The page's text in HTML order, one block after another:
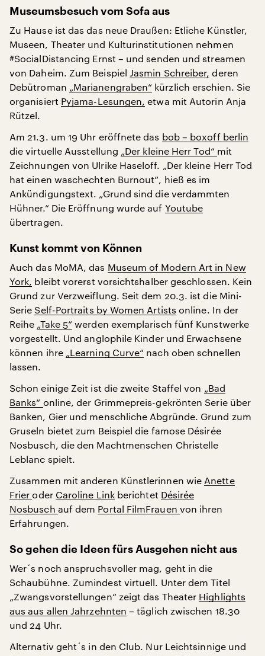
Museumsbesuch vom Sofa aus
Zu Hause ist das das neue Draußen: Etliche Künstler,
Museen, Theater und Kulturinstitutionen nehmen
#SocialDistancing Ernst – und senden und streamen
von Daheim. Zum BeispielJasmin Schreiber, deren
Debütroman „Marianengraben“ kürzlich erschien. Sie
organisiert Pyjama-Lesungen, etwa mit Autorin Anja
Rützel.
Am 21.3. um 19 Uhr eröffnete das bob – boxoff berlin
die virtuelle Ausstellung „Der kleine Herr Tod“ mit
Zeichnungen von Ulrike Haseloff. „Der kleine Herr Tod
hat einen waschechten Burnout“, hieß es im
Ankündigungstext. „Grund sind die verdammten
Hühner.“ Die Eröffnung wurde auf Youtube
übertragen.
Kunst kommt von Können
Auch das MoMA, das Museum of Modern Art in New
York, bleibt vorerst vorsichtshalber geschlossen. Kein
Grund zur Verzweiflung. Seit dem 20.3. ist die Mini-
Serie Self-Portraits by Women Artists online. In der
Reihe „Take 5“ werden exemplarisch fünf Kunstwerke
vorgestellt. Und anglophile Kinder und Erwachsene
können ihre „Learning Curve“ nach oben schnellen
lassen.
Schon einige Zeit ist die zweite Staffel von „Bad
Banks“ online, der Grimmepreis-gekrönten Serie über
Banken, Gier und menschliche Abgründe. Grund zum
Gruseln bietet zum Beispiel die famose Désirée
Nosbusch, die den Machtmenschen Christelle
Leblanc spielt.
Zusammen mit anderen Künstlerinnen wie Anette
Frieroder Caroline Linkberichtet Désirée
Nosbusch auf dem Portal FilmFrauen von ihren
Erfahrungen.
So gehen die Ideen fürs Ausgehen nicht aus
Wer´s noch anspruchsvoller mag, geht in die
Schaubühne. Zumindest virtuell. Unter dem Titel
„Zwangsvorstellungen“ zeigt das Theater Highlights
aus aus allen Jahrzehnten – täglich zwischen 18.30
und 24 Uhr.
Alternativ geht´s in den Club. Nur Leichtsinnige und